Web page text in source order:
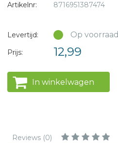
Formaat: 17 x 25 cm
Artikelnr: 8716951387474
Levertijd: Op voorraad
Prijs: 12,99
In winkelwagen
Reviews (0)